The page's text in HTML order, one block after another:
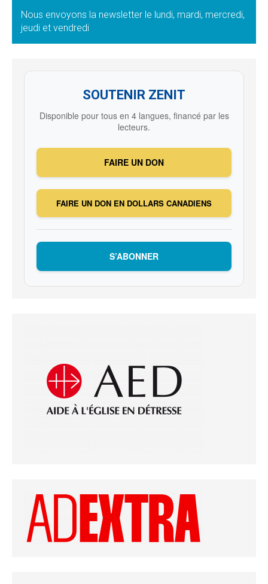
Nous envoyons la newsletter le lundi, mardi, mercredi,
jeudi et vendredi
SOUTENIR ZENIT
Disponible pour tous en 4 langues, financé par les
lecteurs.
FAIRE UN DON
FAIRE UN DON EN DOLLARS CANADIENS
S’ABONNER